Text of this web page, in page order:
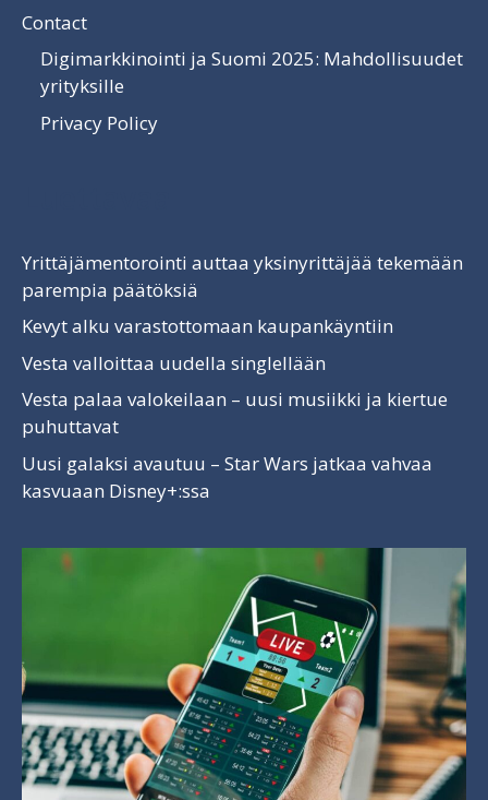
Contact
Digimarkkinointi ja Suomi 2025: Mahdollisuudet
yrityksille
Privacy Policy
Yrittäjämentorointi auttaa yksinyrittäjää tekemään
parempia päätöksiä
Kevyt alku varastottomaan kaupankäyntiin
Vesta valloittaa uudella singlellään
Vesta palaa valokeilaan – uusi musiikki ja kiertue
puhuttavat
Uusi galaksi avautuu – Star Wars jatkaa vahvaa
kasvuaan Disney+:ssa